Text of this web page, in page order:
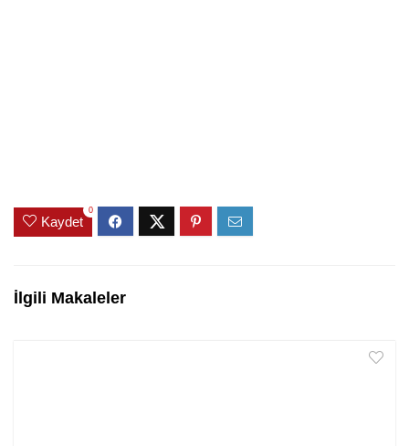
Kaydet
0
İlgili Makaleler